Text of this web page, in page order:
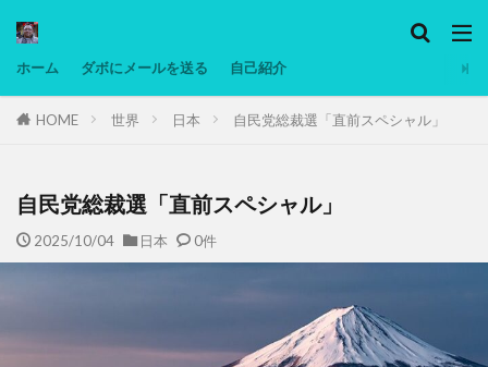
ホーム ダボにメールを送る 自己紹介
HOME 世界 日本 自民党総裁選「直前スペシャル」
自民党総裁選「直前スペシャル」
2025/10/04 日本 0件
タグ
マレーシア動画
ヨーグルト
備忘録
動画 日本人村社会 脱水シート